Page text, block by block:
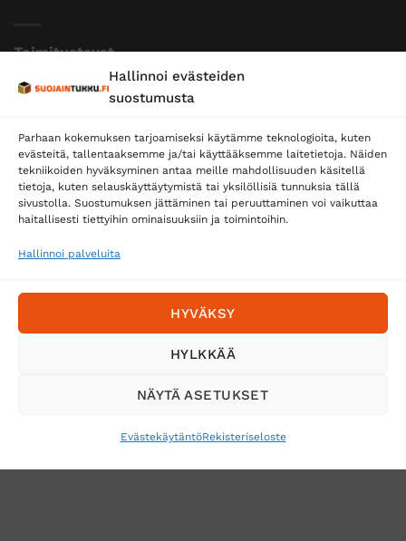
Hallinnoi evästeiden
suostumusta
Parhaan kokemuksen tarjoamiseksi käytämme teknologioita, kuten
evästeitä, tallentaaksemme ja/tai käyttääksemme laitetietoja. Näiden
tekniikoiden hyväksyminen antaa meille mahdollisuuden käsitellä
tietoja, kuten selauskäyttäytymistä tai yksilöllisiä tunnuksia tällä
sivustolla. Suostumuksen jättäminen tai peruuttaminen voi vaikuttaa
haitallisesti tiettyihin ominaisuuksiin ja toimintoihin.
Hallinnoi palveluita
HYVÄKSY
HYLKKÄÄ
NÄYTÄ ASETUKSET
EvästekäytäntöRekisteriseloste
Toimitustavat
Posti
Postnord
Tilaa uutiskirje ja saat erikoisalennuksia